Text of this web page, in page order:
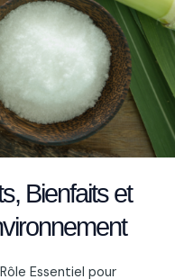
Bienfaits et
Essentiel pour